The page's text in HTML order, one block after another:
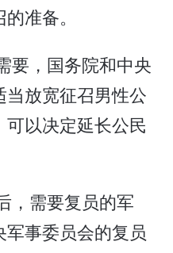
准备。
要，国务院和中央
放宽征召男性公
以决定延长公民
，需要复员的军
事委员会的复员